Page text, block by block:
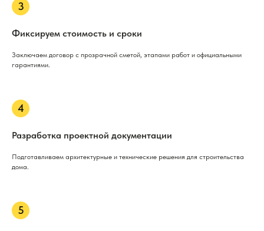
Фиксируем стоимость и сроки
Заключаем договор с прозрачной сметой, этапами работ и официальными
гарантиями.
Разработка проектной документации
Подготавливаем архитектурные и технические решения для строительства
дома.